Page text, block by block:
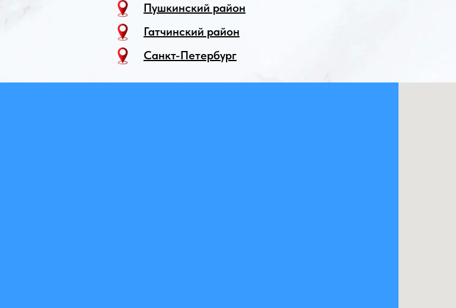
Пушкинский район
Гатчинский район
Санкт-Петербург